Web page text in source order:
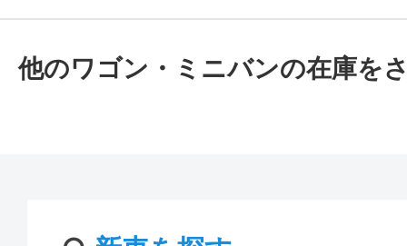
他のワゴン・ミニバンの在庫を